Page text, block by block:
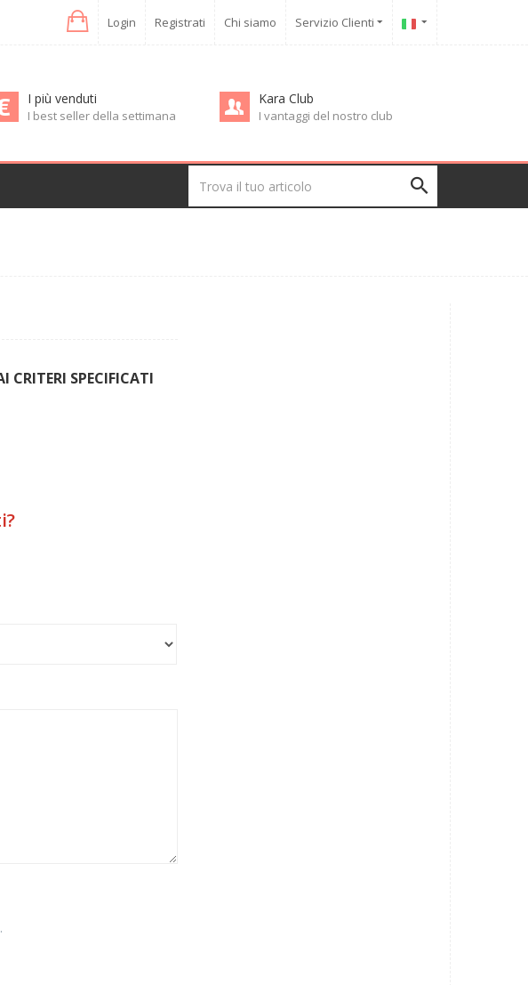
Login Registrati Chi siamo Servizio Clienti
I più venduti
I best seller della settimana
Kara Club
I vantaggi del nostro club
SPECIFICATI